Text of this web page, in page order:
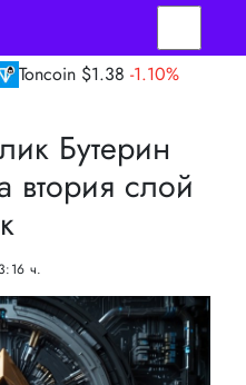
-1.10%
Бутерин
втория слой
ч.